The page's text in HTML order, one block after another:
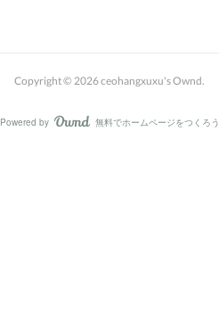
Copyright © 2026ceohangxuxu's Ownd.
Powered by AmebaOwnd
無料でホームページをつくろう